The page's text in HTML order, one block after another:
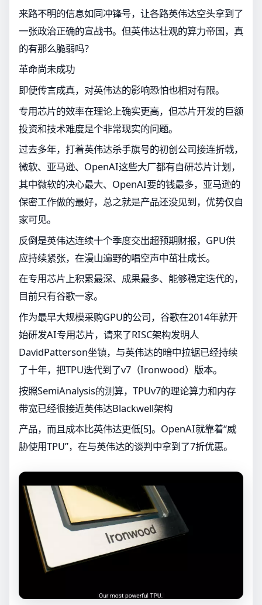
来路不明的信息如同冲锋号，让各路英伟达空头拿到了
一张政治正确的宣战书。但英伟达壮观的算力帝国，真
的有那么脆弱吗？
革命尚未成功
即便传言成真，对英伟达的影响恐怕也相对有限。
专用芯片的效率在理论上确实更高，但芯片开发的巨额
投资和技术难度是个非常现实的问题。
过去多年，打着英伟达杀手旗号的初创公司接连折戟，
微软、亚马逊、OpenAI这些大厂都有自研芯片计划，
其中微软的决心最大、OpenAI要的钱最多，亚马逊的
保密工作做的最好，总之就是产品还没见到，优势仅自
家可见。
反倒是英伟达连续十个季度交出超预期财报，GPU供
应持续紧张，在漫山遍野的唱空声中茁壮成长。
在专用芯片上积累最深、成果最多、能够稳定迭代的，
目前只有谷歌一家。
作为最早大规模采购GPU的公司，谷歌在2014年就开
始研发AI专用芯片，请来了RISC架构发明人
DavidPatterson坐镇，与英伟达的暗中拉锯已经持续
了十年，把TPU迭代到了v7（Ironwood）版本。
按照SemiAnalysis的测算，TPUv7的理论算力和内存
带宽已经很接近英伟达Blackwell架构
产品，而且成本比英伟达更低[5]。OpenAI就靠着“威
胁使用TPU”，在与英伟达的谈判中拿到了7折优惠。